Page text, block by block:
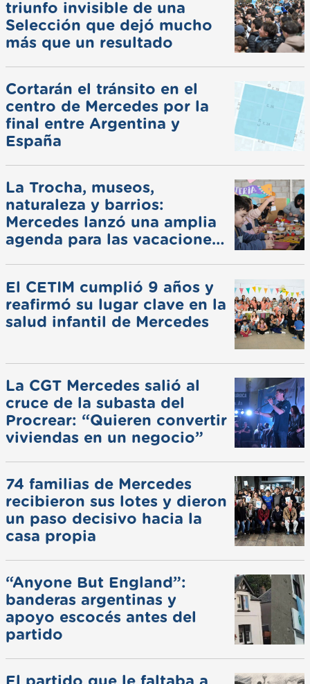
triunfo invisible de una
Selección que dejó mucho
más que un resultado
Cortarán el tránsito en el
centro de Mercedes por la
final entre Argentina y
España
La Trocha, museos,
naturaleza y barrios:
Mercedes lanzó una amplia
agenda para las vacaciones
El CETIM cumplió 9 años y
reafirmó su lugar clave en la
salud infantil de Mercedes
La CGT Mercedes salió al
cruce de la subasta del
Procrear: “Quieren convertir
viviendas en un negocio”
74 familias de Mercedes
recibieron sus lotes y dieron
un paso decisivo hacia la
casa propia
“Anyone But England”:
banderas argentinas y
apoyo escocés antes del
partido